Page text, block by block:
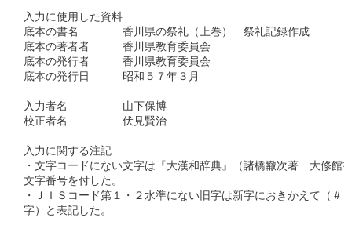
入力に使用した資料
底本の書名　　　　香川県の祭礼（上巻）　祭礼記録作成
底本の著者者　　　香川県教育委員会
底本の発行者　　　香川県教育委員会
底本の発行日　　　昭和５７年３月
入力者名　　　　　山下保博
校正者名　　　　　伏見賢治
入力に関する注記
・文字コードにない文字は『大漢和辞典』（諸橋轍次著　大修館
文字番号を付した。
・ＪＩＳコード第１・２水準にない旧字は新字におきかえて（＃
字）と表記した。